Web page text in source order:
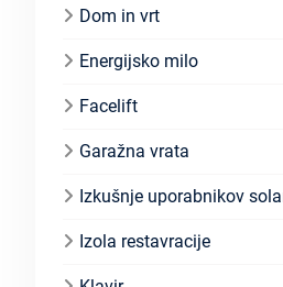
Dom in vrt
Energijsko milo
Facelift
Garažna vrata
Izkušnje uporabnikov
Izola restavracije